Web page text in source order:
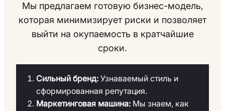
Мы предлагаем готовую бизнес-модель,
которая минимизирует риски и позволяет
выйти на окупаемость в кратчайшие
сроки.
Сильный бренд: Узнаваемый стиль и
сформированная репутация.
Маркетинговая машина: Мы знаем, как